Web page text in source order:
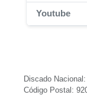
Youtube
Discado
Código Postal: